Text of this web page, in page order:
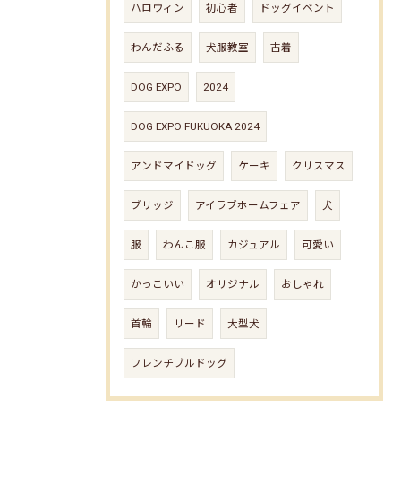
ハロウィン 初心者 ドッグイベント
わんだふる 犬服教室 古着
DOG EXPO 2024
DOG EXPO FUKUOKA 2024
アンドマイドッグ ケーキ クリスマス
ブリッジ アイラブホームフェア 犬
服 わんこ服 カジュアル 可愛い
かっこいい オリジナル おしゃれ
首輪 リード 大型犬
フレンチブルドッグ